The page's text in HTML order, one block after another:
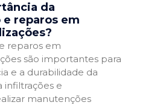
da
reparos em
reparos em
são importantes para
e a durabilidade da
infiltrações e
manutenções